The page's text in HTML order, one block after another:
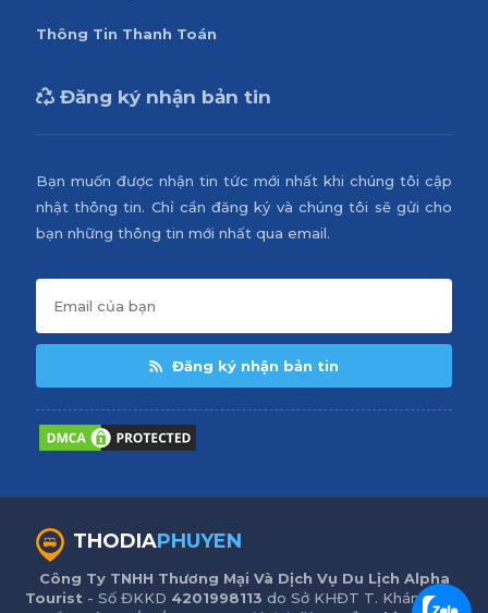
Thông Tin Thanh Toán
Đăng ký nhận bản tin
Bạn muốn được nhận tin tức mới nhất khi chúng tôi cập
nhật thông tin. Chỉ cần đăng ký và chúng tôi sẽ gửi cho
bạn những thông tin mới nhất qua email.
Đăng ký nhận bản tin
THODIAPHUYEN
Công Ty TNHH Thương Mại Và Dịch Vụ Du Lịch Alpha
Tourist - Số ĐKKD 4201998113 do Sở KHĐT T. Khánh Hòa